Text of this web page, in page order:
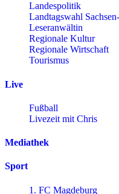
Landespolitik
Landtagswahl
Leseranwältin
Regionale Kultur
Regionale Wirtschaft
Tourismus
Live
Fußball
Livezeit mit Chris
Mediathek
Sport
1. FC Magdeburg